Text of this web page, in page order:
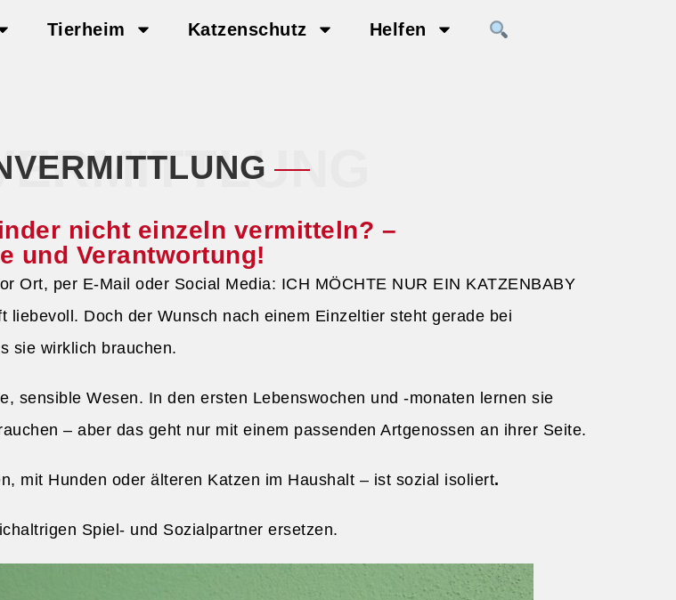
Tierheim Katzenschutz Helfen
nicht einzeln vermitteln? –
und Verantwortung!
Ort, per E-Mail oder Social Media: ICH MÖCHTE NUR EIN KATZENBABY
Doch der Wunsch nach einem Einzeltier steht gerade bei
sie wirklich brauchen.
sensible Wesen. In den ersten Lebenswochen und -monaten lernen sie
– aber das geht nur mit einem passenden Artgenossen an ihrer Seite.
mit Hunden oder älteren Katzen im Haushalt – ist sozial isoliert.
Spiel- und Sozialpartner ersetzen.